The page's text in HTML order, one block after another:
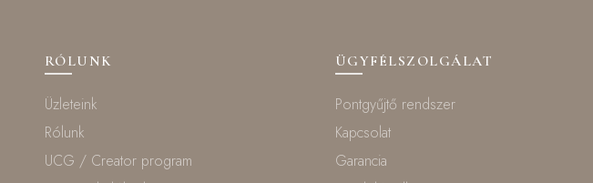
RÓLUNK
Üzleteink
Rólunk
UCG / Creator program
ÜGYFÉLSZOLGÁLAT
Pontgyűjtő rendszer
Kapcsolat
Garancia